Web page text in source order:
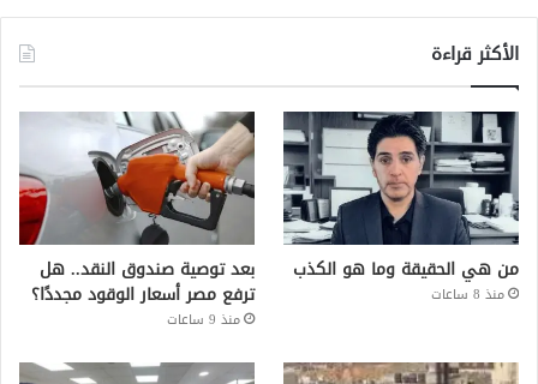
الأكثر قراءة
من هي الحقيقة وما هو الكذب
منذ 8 ساعات
بعد توصية صندوق النقد.. هل
ترفع مصر أسعار الوقود مجددًا؟
منذ 9 ساعات